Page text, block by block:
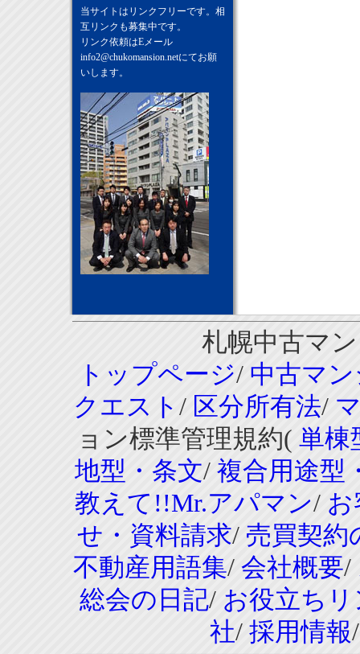
当サイトはリンクフリーです。相
互リンクも募集中です。
リンク依頼はEメール
info2@chukomansion.netにてお願
いします。
札幌中古マ
トップページ/ 中古マ
クエスト / 区分所有法/
ョン標準管理規約( 単棟
地型・条文/ 複合用途型
教えて!!Mr.アパマン/ お
せ・資料請求/ 売買契約
不動産用語集/ 会社概要/
総会の日記/ お役立ち
社/ 採用情報